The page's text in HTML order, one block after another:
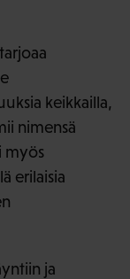
keikkailla,
nimensä
myös
erilaisia
ja